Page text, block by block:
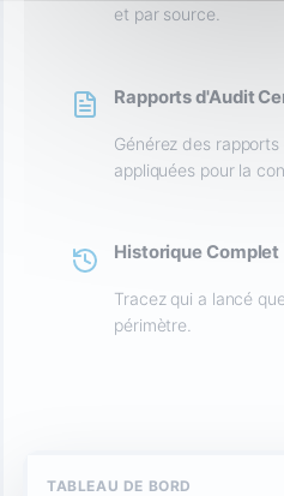
TABLEAU DE BORD
et par source.
Rapports d'Audit
Générez des
appliquées pour la
Historique Complet
Tracez qui a lancé
périmètre.